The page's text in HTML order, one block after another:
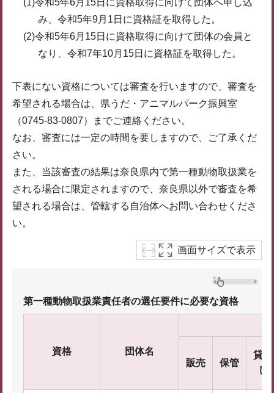
(1)令和5年6月15日に資格取得に向けて団体へ申し込
み、令和5年9月1日に資格証を取得した。
(2)令和5年6月15日に資格取得に向けて団体の会員と
なり、令和7年10月15日に資格証を取得した。
下表にない資格については審査を行いますので、審査を
希望される場合は、県うだ・アニマルパーク振興室
（0745-83-0807）までご連絡ください。
なお、審査には一定の時間を要しますので、ご了承くだ
さい。
また、当該審査の結果は奈良県内で第一種動物取扱業を
される場合に限定されますので、奈良県以外で審査を希
望される場合は、管轄する自治体へお問い合わせくださ
い。
画面サイズで表示
第一種動物取扱業責任者の選任要件に必要な資格
資格
団体名
販売
保管
貸出
し